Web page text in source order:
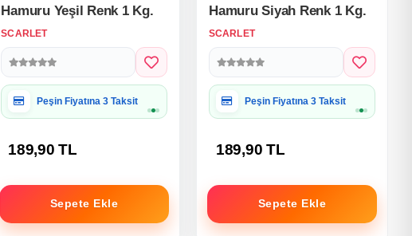
Hamuru Yeşil Renk 1 Kg.
SCARLET
Hediye Paketine Uygun
189,90 TL
Sepete Ekle
Hamuru Siyah Renk 1 Kg.
SCARLET
Hediye Paketine Uygun
189,90 TL
Sepete Ekle